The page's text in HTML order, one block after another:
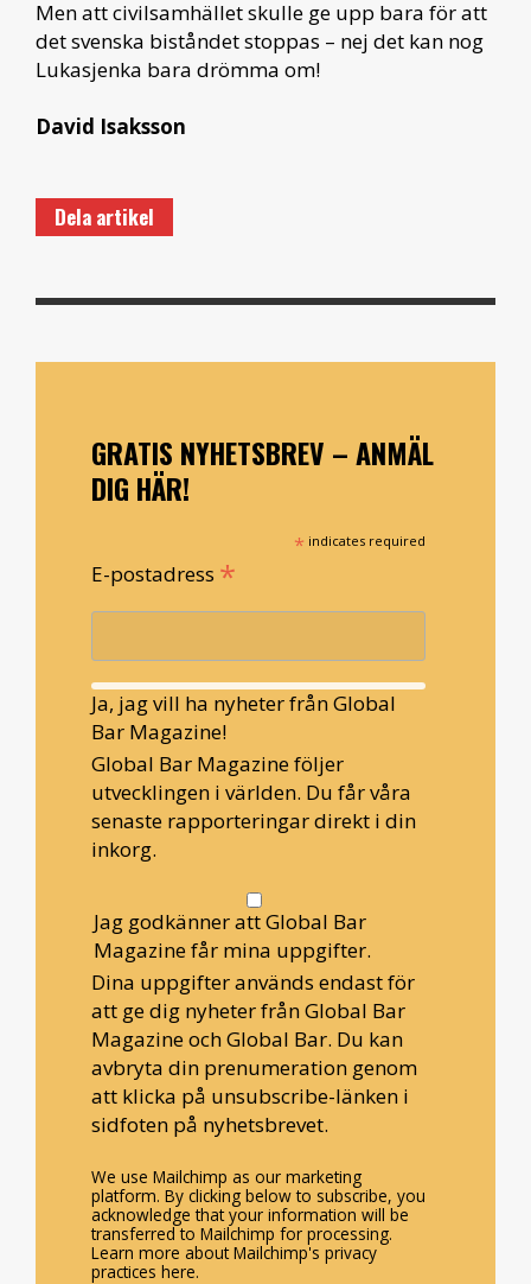
Men att civilsamhället skulle ge upp bara för att
det svenska biståndet stoppas – nej det kan nog
Lukasjenka bara drömma om!
David Isaksson
Dela artikel
GRATIS NYHETSBREV – ANMÄL
DIG HÄR!
* indicates required
E-postadress *
Ja, jag vill ha nyheter från Global
Bar Magazine!
Global Bar Magazine följer
utvecklingen i världen. Du får våra
senaste rapporteringar direkt i din
inkorg.
Jag godkänner att Global Bar
Magazine får mina uppgifter.
Dina uppgifter används endast för
att ge dig nyheter från Global Bar
Magazine och Global Bar. Du kan
avbryta din prenumeration genom
att klicka på unsubscribe-länken i
sidfoten på nyhetsbrevet.
We use Mailchimp as our marketing
platform. By clicking below to subscribe, you
acknowledge that your information will be
transferred to Mailchimp for processing.
Learn more about Mailchimp's privacy
practices here.